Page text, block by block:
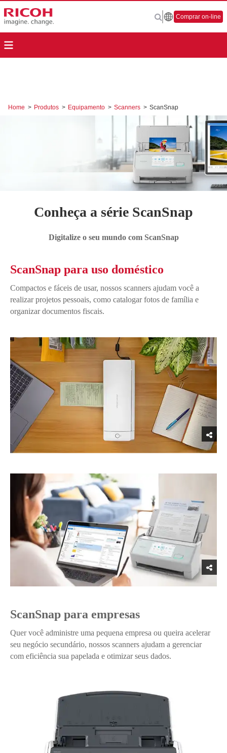
Comprar on-line
Home > Produtos > Equipamento > Scanners > ScanSnap
Conheça a série ScanSnap
Digitalize o seu mundo com ScanSnap
ScanSnap para uso doméstico
Compactos e fáceis de usar, nossos scanners ajudam você a
realizar projetos pessoais, como catalogar fotos de família e
organizar documentos fiscais.
ScanSnap para empresas
Quer você administre uma pequena empresa ou queira acelerar
seu negócio secundário, nossos scanners ajudam a gerenciar
com eficiência sua papelada e otimizar seus dados.